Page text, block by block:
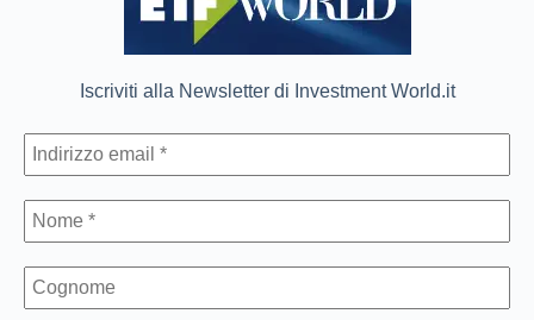
Iscriviti alla Newsletter di Investment World.it